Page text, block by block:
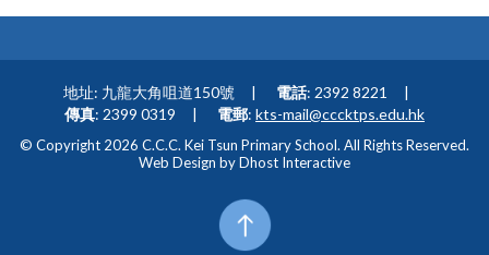
地址: 九龍大角咀道150號 電話: 2392 8221
傳真: 2399 0319 電郵: kts-mail@cccktps.edu.hk
© Copyright 2026 C.C.C. Kei Tsun Primary School. All Rights Reserved.
Web Design byDhost Interactive